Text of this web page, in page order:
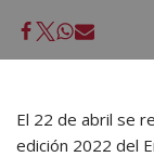
El 22 de abril se
edición 2022 del